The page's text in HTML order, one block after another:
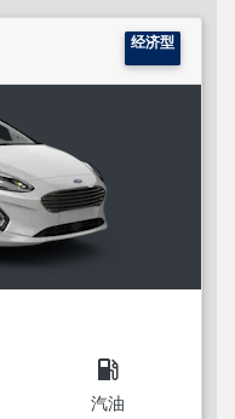
经济型
local_gas_station
汽油